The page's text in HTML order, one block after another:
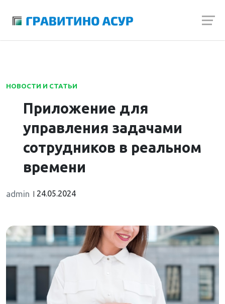
НОВОСТИ И СТАТЬИ
Приложение для
управления задачами
сотрудников в реальном
времени
admin 24.05.2024